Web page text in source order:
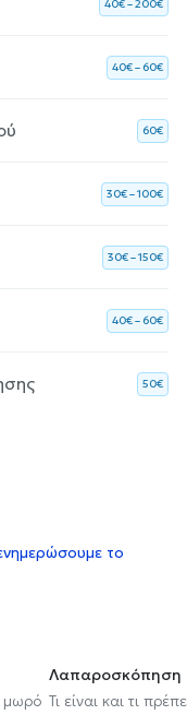
40€ – 200€
40€ – 60€
60€
30€ – 100€
30€ – 150€
40€ – 60€
50€
το
μωρό
Λαπαροσκόπηση
Τι είναι και τι